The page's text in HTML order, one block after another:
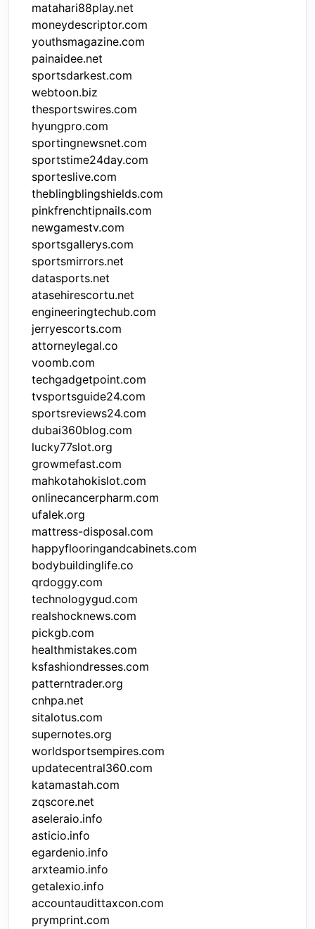
matahari88play.net
moneydescriptor.com
youthsmagazine.com
painaidee.net
sportsdarkest.com
webtoon.biz
thesportswires.com
hyungpro.com
sportingnewsnet.com
sportstime24day.com
sporteslive.com
theblingblingshields.com
pinkfrenchtipnails.com
newgamestv.com
sportsgallerys.com
sportsmirrors.net
datasports.net
atasehirescortu.net
engineeringtechub.com
jerryescorts.com
attorneylegal.co
voomb.com
techgadgetpoint.com
tvsportsguide24.com
sportsreviews24.com
dubai360blog.com
lucky77slot.org
growmefast.com
mahkotahokislot.com
onlinecancerpharm.com
ufalek.org
mattress-disposal.com
happyflooringandcabinets.com
bodybuildinglife.co
qrdoggy.com
technologygud.com
realshocknews.com
pickgb.com
healthmistakes.com
ksfashiondresses.com
patterntrader.org
cnhpa.net
sitalotus.com
supernotes.org
worldsportsempires.com
updatecentral360.com
katamastah.com
zqscore.net
aseleraio.info
asticio.info
egardenio.info
arxteamio.info
getalexio.info
accountaudittaxcon.com
prymprint.com